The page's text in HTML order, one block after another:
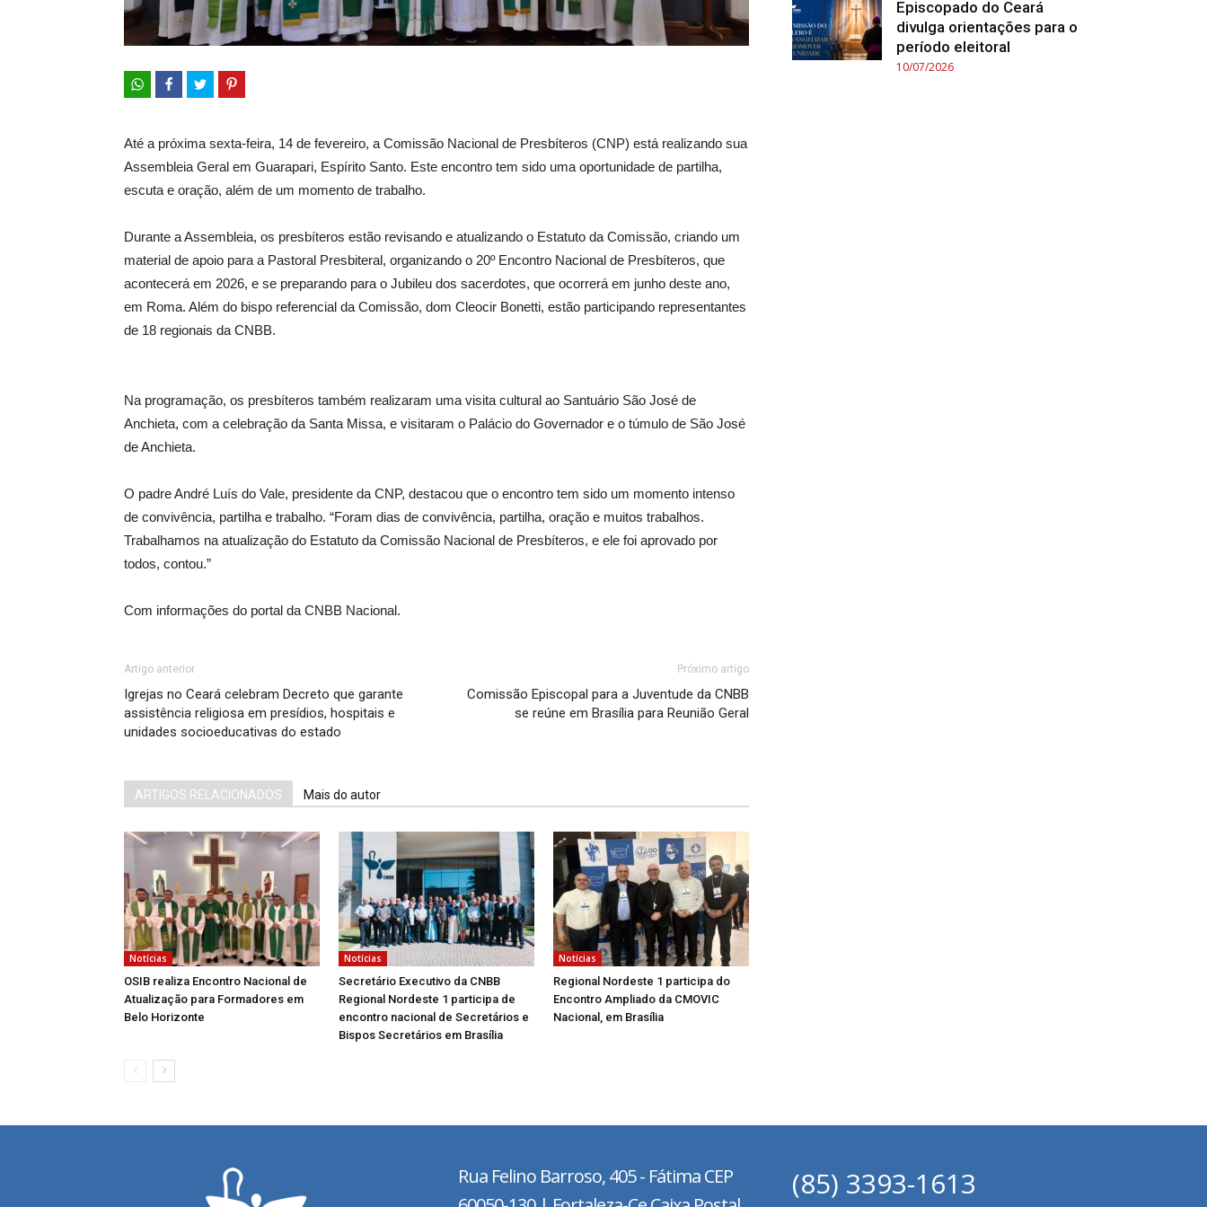
Até a próxima sexta-feira, 14 de fevereiro, a Comissão Nacional de Presbíteros (CNP) está realizando sua
Assembleia Geral em Guarapari, Espírito Santo. Este encontro tem sido uma oportunidade de partilha,
escuta e oração, além de um momento de trabalho.
Durante a Assembleia, os presbíteros estão revisando e atualizando o Estatuto da Comissão, criando um
material de apoio para a Pastoral Presbiteral, organizando o 20º Encontro Nacional de Presbíteros, que
acontecerá em 2026, e se preparando para o Jubileu dos sacerdotes, que ocorrerá em junho deste ano,
em Roma. Além do bispo referencial da Comissão, dom Cleocir Bonetti, estão participando representantes
de 18 regionais da CNBB.
Na programação, os presbíteros também realizaram uma visita cultural ao Santuário São José de
Anchieta, com a celebração da Santa Missa, e visitaram o Palácio do Governador e o túmulo de São José
de Anchieta.
O padre André Luís do Vale, presidente da CNP, destacou que o encontro tem sido um momento intenso
de convivência, partilha e trabalho. “Foram dias de convivência, partilha, oração e muitos trabalhos.
Trabalhamos na atualização do Estatuto da Comissão Nacional de Presbíteros, e ele foi aprovado por
todos, contou.”
Com informações do portal da CNBB Nacional.
Artigo anterior
Igrejas no Ceará celebram Decreto que garante
assistência religiosa em presídios, hospitais e
unidades socioeducativas do estado
Próximo artigo
Comissão Episcopal para a Juventude da CNBB
se reúne em Brasília para Reunião Geral
ARTIGOS RELACIONADOS Mais do autor
Notícias
OSIB realiza Encontro Nacional de
Atualização para Formadores em
Belo Horizonte
Notícias
Secretário Executivo da CNBB
Regional Nordeste 1 participa de
encontro nacional de Secretários e
Bispos Secretários em Brasília
Notícias
Regional Nordeste 1 participa do
Encontro Ampliado da CMOVIC
Nacional, em Brasília
Episcopado do Ceará
divulga orientações para o
período eleitoral
10/07/2026
Rua Felino Barroso, 405 - FátimaCEP
(85) 3393-1613